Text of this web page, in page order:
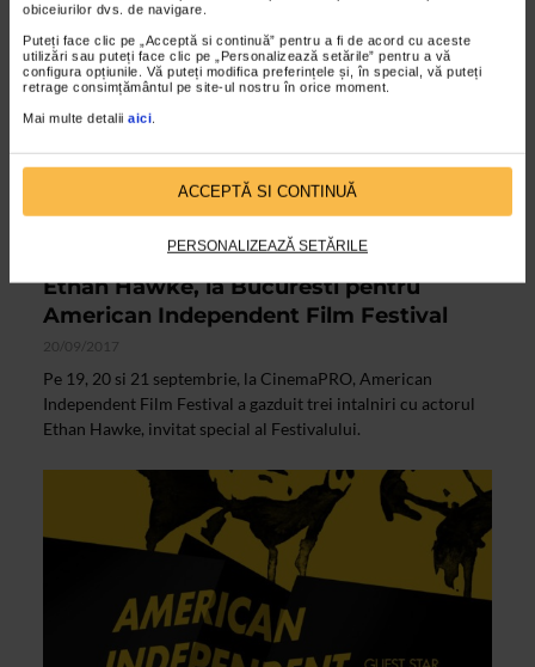
obiceiurilor dvs. de navigare.
Puteți face clic pe „Acceptă si continuă” pentru a fi de acord cu aceste
utilizări sau puteți face clic pe „Personalizează setările” pentru a vă
configura opțiunile. Vă puteți modifica preferințele și, în special, vă puteți
retrage consimțământul pe site-ul nostru în orice moment.
Mai multe detalii aici
ACCEPTĂ SI CONTINUĂ
PERSONALIZEAZĂ SETĂRILE
Ethan Hawke, la Bucuresti pentru
American Independent Film Festival
20/09/2017
Pe 19, 20 si 21 septembrie, la CinemaPRO, American
Independent Film Festival a gazduit trei intalniri cu actorul
Ethan Hawke, invitat special al Festivalului.